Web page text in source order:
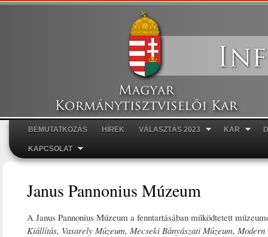
Főmenü
BEMUTATKOZÁS HÍREK VÁLASZTÁS 2023 KAR
KAPCSOLAT
Janus Pannonius Múzeum
A Janus Pannonius Múzeum a fenntartásában működtetett
Kiállítás, Vasarely Múzeum, Mecseki Bányászati Múzeum,